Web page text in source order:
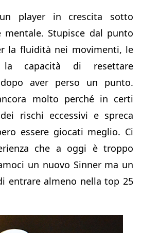
player in crescita sotto
mentale. Stupisce dal punto
la fluidità nei movimenti, le
la capacità di resettare
aver perso un punto.
molto perché in certi
rischi eccessivi e spreca
essere giocati meglio. Ci
che a oggi è troppo
un nuovo Sinner ma un
entrare almeno nella top 25